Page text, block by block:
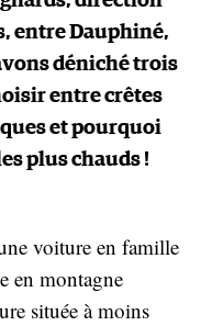
entre Dauphiné,
déniché trois
entre crêtes
et pourquoi
plus chauds !
voiture en famille
en montagne
située à moins